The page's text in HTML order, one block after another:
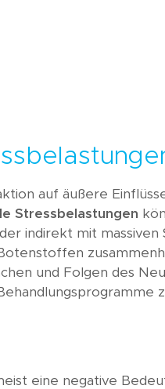
auf äußere
Stressbelastungen
indirekt mit massiven
und Folgen des
eine negative